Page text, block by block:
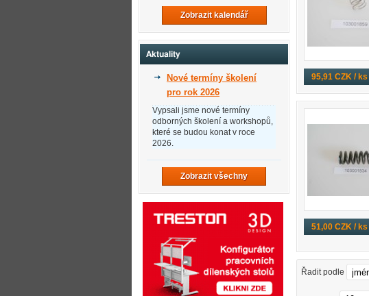
95,91 CZK / ks
51,00 CZK / ks
Řadit podle
Zobrazit kalendář
Aktuality
Nové termíny školení
pro rok 2026
Vypsali jsme nové termíny
odborných školení a workshopů,
které se budou konat v roce
2026.
Zobrazit všechny